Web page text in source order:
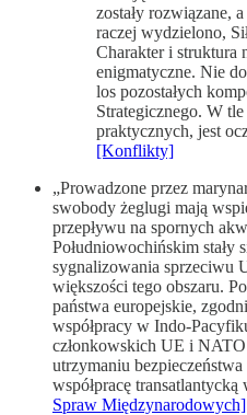
zostały rozwiązane,
raczej wydzielono,
Charakter i struktura
enigmatyczne. Nie
los pozostałych
Strategicznego. W
praktycznych, jest
[Konflikty]
„Prowadzone przez
swobody żeglugi mają
przepływu na spornych
Południowochińskim stały
sygnalizowania sprzeciwu
większości tego obszaru.
państwa europejskie,
współpracy w Indo-
członkowskich UE i
utrzymaniu
współpracę transatlantycką
Spraw Międzynarodowych]